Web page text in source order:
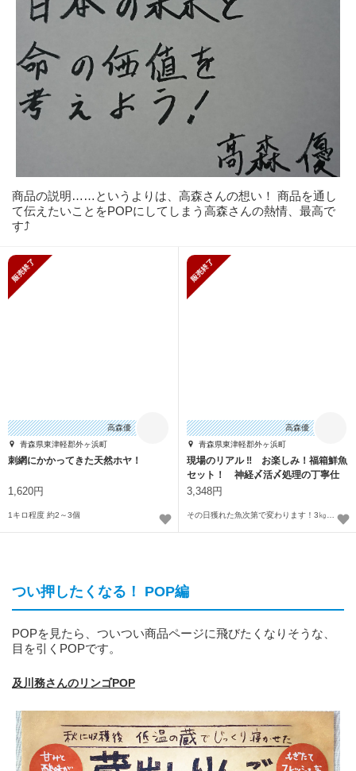
商品の説明……というよりは、高森さんの想い！ 商品を通し
て伝えたいことをPOPにしてしまう高森さんの熱情、最高で
す⤴️
高森優
青森県東津軽郡外ヶ浜町
刺網にかかってきた天然ホヤ！
1,620円
1キロ程度 約2～3個
高森優
青森県東津軽郡外ヶ浜町
現場のリアル ‼ お楽しみ！福箱鮮魚
セット！ 神経〆活〆処理の丁寧仕
上げ
3,348円
つい押したくなる！ POP編
POPを見たら、ついつい商品ページに飛びたくなりそうな、
目を引くPOPです。
及川務さんのリンゴPOP